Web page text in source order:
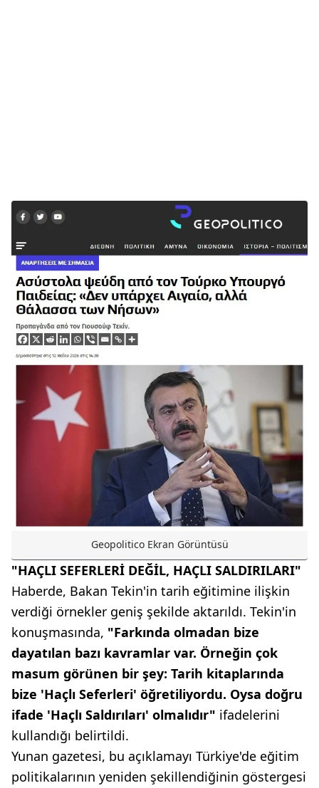
Geopolitico Ekran Görüntüsü
"HAÇLI SEFERLERİ DEĞİL, HAÇLI SALDIRILARI"
Haberde, Bakan Tekin'in tarih eğitimine ilişkin
verdiği örnekler geniş şekilde aktarıldı. Tekin'in
konuşmasında, "Farkında olmadan bize
dayatılan bazı kavramlar var. Örneğin çok
masum görünen bir şey: Tarih kitaplarında
bize 'Haçlı Seferleri' öğretiliyordu. Oysa doğru
ifade 'Haçlı Saldırıları' olmalıdır" ifadelerini
kullandığı belirtildi.
Yunan gazetesi, bu açıklamayı Türkiye'de eğitim
politikalarının yeniden şekillendiğinin göstergesi